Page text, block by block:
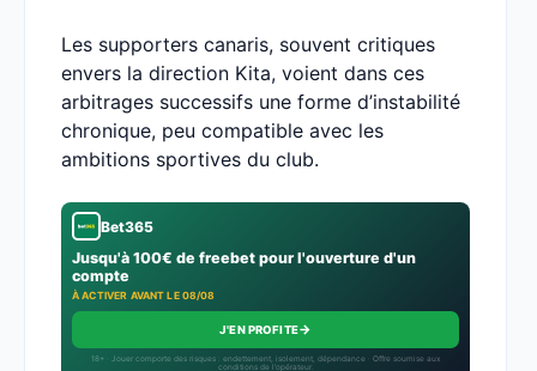
Les supporters canaris, souvent critiques
envers la direction Kita, voient dans ces
arbitrages successifs une forme d’instabilité
chronique, peu compatible avec les
ambitions sportives du club.
Bet365
Jusqu'à 100€ de freebet pour l'ouverture d'un
compte
À ACTIVER AVANT LE 08/08
J'EN PROFITE→
18+ · Jouer comporte des risques : endettement, isolement, dépendance · Offre soumise aux
conditions de l’opérateur.